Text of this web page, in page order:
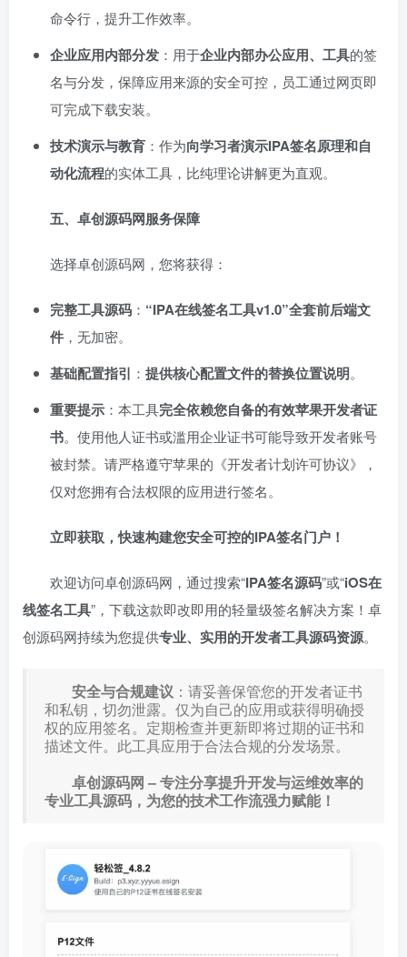
命令行，提升工作效率。
企业应用内部分发 ：用于企业内部办公应用、工具的签
名与分发，保障应用来源的安全可控，员工通过网页即
可完成下载安装。
技术演示与教育 ：作为向学习者演示IPA签名原理和自
动化流程的实体工具，比纯理论讲解更为直观。
五、卓创源码网服务保障
选择卓创源码网，您将获得：
完整工具源码 ： “IPA在线签名工具v1.0”全套前后端文
件 ，无加密。
基础配置指引 ： 提供核心配置文件的替换位置说明。
重要提示 ：本工具完全依赖您自备的有效苹果开发者证
书。使用他人证书或滥用企业证书可能导致开发者账号
被封禁。请严格遵守苹果的《开发者计划许可协议》，
仅对您拥有合法权限的应用进行签名。
立即获取，快速构建您安全可控的IPA签名门户！
欢迎访问卓创源码网，通过搜索“IPA签名源码”或“iOS在
线签名工具”，下载这款即改即用的轻量级签名解决方案！卓
创源码网持续为您提供专业、实用的开发者工具源码资源。
安全与合规建议 ：请妥善保管您的开发者证书
和私钥，切勿泄露。仅为自己的应用或获得明确授
权的应用签名。定期检查并更新即将过期的证书和
描述文件。此工具应用于合法合规的分发场景。
卓创源码网 – 专注分享提升开发与运维效率的
专业工具源码，为您的技术工作流强力赋能！